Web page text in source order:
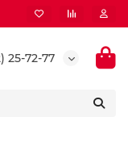
25-72-77